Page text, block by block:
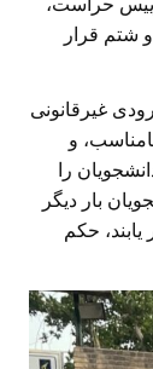
رییس حراست،
شتم قرار
غیرقانونی
نامناسب، و
را
بار دیگر
حکم